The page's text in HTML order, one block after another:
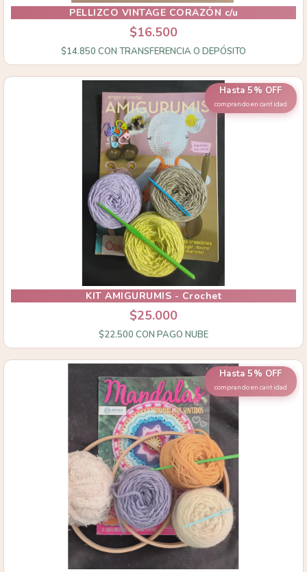
PELLIZCO VINTAGE CORAZÓN c/u
$16.500
$14.850 CON TRANSFERENCIA O DEPÓSITO
Hasta 5% OFF
comprando en cantidad
KIT AMIGURUMIS - Crochet
$25.000
$22.500 CON PAGO NUBE
Hasta 5% OFF
comprando en cantidad